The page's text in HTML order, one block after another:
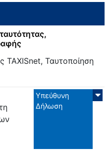
TAXISnet, Ταυτοποίηση
Υπεύθυνη
Δήλωση